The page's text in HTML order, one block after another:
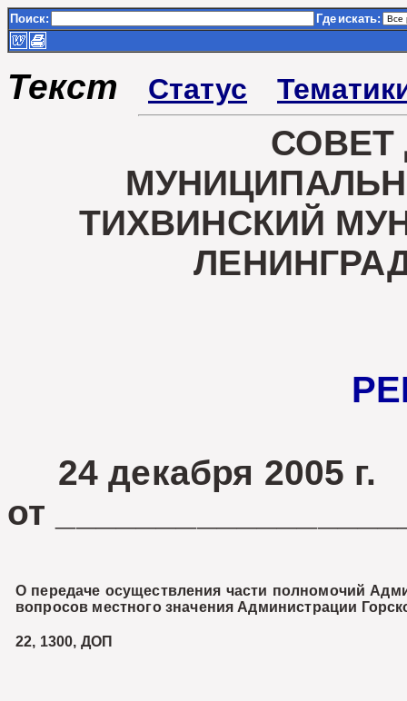
Поиск: Где искать:
Текст Статус
СОВЕТ
ТИХВИНСКИЙ
24 декабря
от
О передаче осуществления части полномочий
вопросов местного значения Администрации
22, 1300, ДОП